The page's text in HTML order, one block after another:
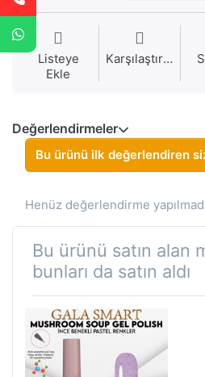
Listeye
Ekle
Karşılaştırma
Değerlendirmeler
Bu ürünü ilk değerlendiren
Henüz değerlendirme
Bu ürünü satın alan
bunları da satın aldı